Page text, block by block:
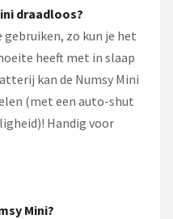
draadloos?
gebruiken, zo kun je het
heeft met in slaap
kan de Numsy Mini
(met een auto-shut
Handig voor
Mini?